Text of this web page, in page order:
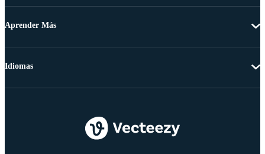
Aprender Más
Idiomas